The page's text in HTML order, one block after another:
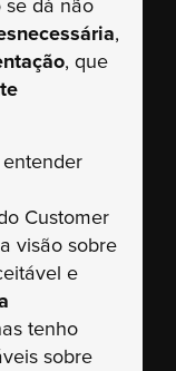
se dá não
,
, que
Customer
visão sobre
e
tenho
sobre